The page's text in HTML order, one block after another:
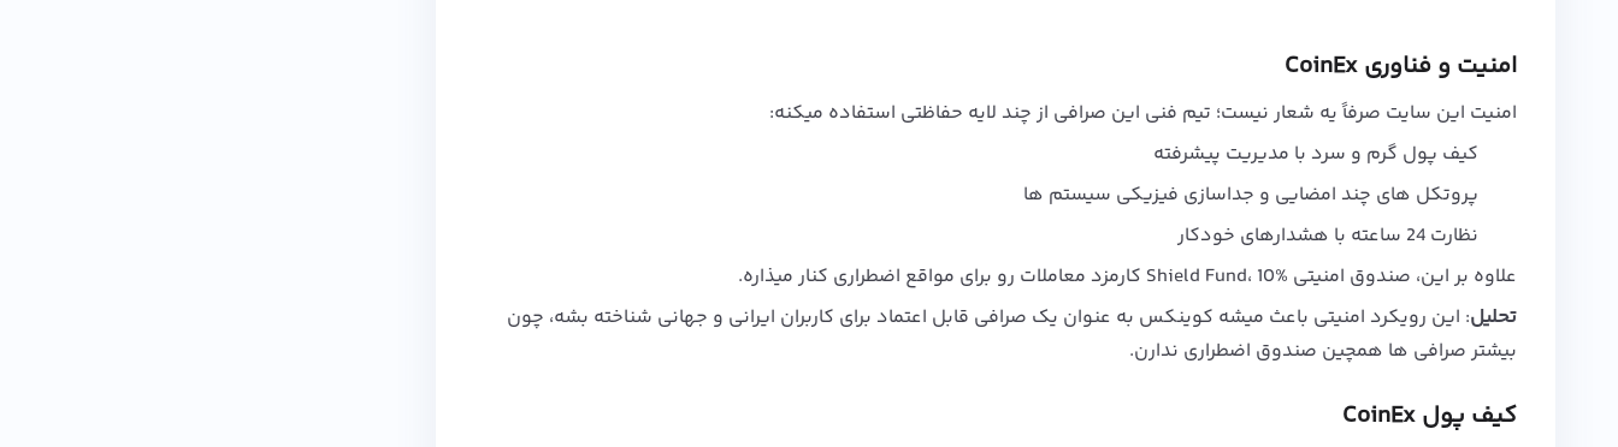
امنیت و فناوری CoinEx
امنیت این سایت صرفاً یه شعار نیست؛ تیم فنی این صرافی از چند لایه حفاظتی استفاده میکنه:
کیف پول گرم و سرد با مدیریت پیشرفته
پروتکل‌ های چند امضایی و جداسازی فیزیکی سیستم‌ ها
نظارت 24 ساعته با هشدارهای خودکار
علاوه بر این، صندوق امنیتی Shield Fund، 10% کارمزد معاملات رو برای مواقع اضطراری کنار میذاره.
تحلیل: این رویکرد امنیتی باعث میشه کوینکس به عنوان یک صرافی قابل اعتماد برای کاربران ایرانی و جهانی شناخته بشه، چون
بیشتر صرافی‌ ها همچین صندوق اضطراری ندارن.
کیف پول CoinEx